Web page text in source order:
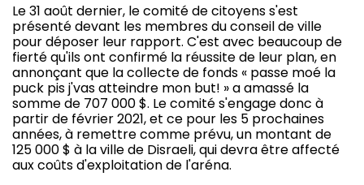
Le 31 août dernier, le comité de citoyens s'est
présenté devant les membres du conseil de ville
pour déposer leur rapport. C'est avec beaucoup de
fierté qu'ils ont confirmé la réussite de leur plan, en
annonçant que la collecte de fonds « passe moé la
puck pis j'vas atteindre mon but! » a amassé la
somme de 707 000 $. Le comité s'engage donc à
partir de février 2021, et ce pour les 5 prochaines
années, à remettre comme prévu, un montant de
125 000 $ à la ville de Disraeli, qui devra être affecté
aux coûts d'exploitation de l'aréna.